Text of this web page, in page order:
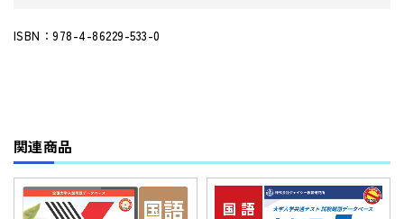
ISBN：978-4-86229-533-0
関連商品